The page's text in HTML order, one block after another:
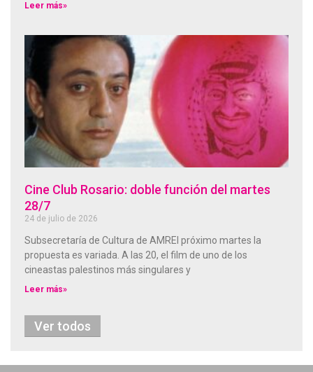
Leer más»
Cine Club Rosario: doble función del martes
28/7
24 de julio de 2026
Subsecretaría de Cultura de AMREl próximo martes la
propuesta es variada. A las 20, el film de uno de los
cineastas palestinos más singulares y
Leer más»
Ver todos